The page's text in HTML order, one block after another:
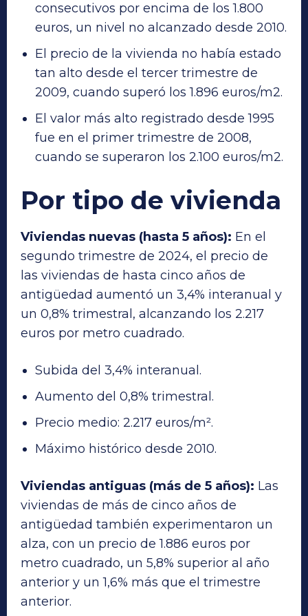
consecutivos por encima de los 1.800
euros, un nivel no alcanzado desde 2010.
El precio de la vivienda no había estado
tan alto desde el tercer trimestre de
2009, cuando superó los 1.896 euros/m2.
El valor más alto registrado desde 1995
fue en el primer trimestre de 2008,
cuando se superaron los 2.100 euros/m2.
Por tipo de vivienda
Viviendas nuevas (hasta 5 años): En el
segundo trimestre de 2024, el precio de
las viviendas de hasta cinco años de
antigüedad aumentó un 3,4% interanual y
un 0,8% trimestral, alcanzando los 2.217
euros por metro cuadrado.
Subida del 3,4% interanual.
Aumento del 0,8% trimestral.
Precio medio: 2.217 euros/m².
Máximo histórico desde 2010.
Viviendas antiguas (más de 5 años): Las
viviendas de más de cinco años de
antigüedad también experimentaron un
alza, con un precio de 1.886 euros por
metro cuadrado, un 5,8% superior al año
anterior y un 1,6% más que el trimestre
anterior.